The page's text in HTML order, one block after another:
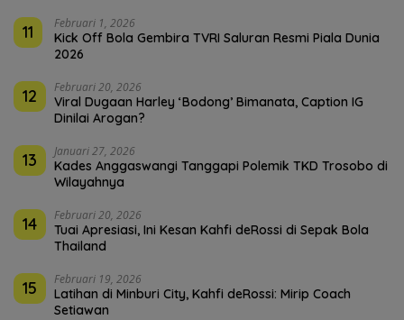
11 Februari 1, 2026
Kick Off Bola Gembira TVRI Saluran Resmi Piala Dunia
2026
12 Februari 20, 2026
Viral Dugaan Harley ‘Bodong’ Bimanata, Caption IG
Dinilai Arogan?
13 Januari 27, 2026
Kades Anggaswangi Tanggapi Polemik TKD Trosobo di
Wilayahnya
14 Februari 20, 2026
Tuai Apresiasi, Ini Kesan Kahfi deRossi di Sepak Bola
Thailand
15 Februari 19, 2026
Latihan di Minburi City, Kahfi deRossi: Mirip Coach
Setiawan